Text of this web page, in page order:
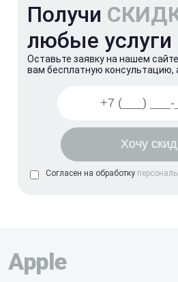
Получи
любые услуги
Оставьте заявку на нашем
вам бесплатную консультацию,
Согласен на обработку
Apple